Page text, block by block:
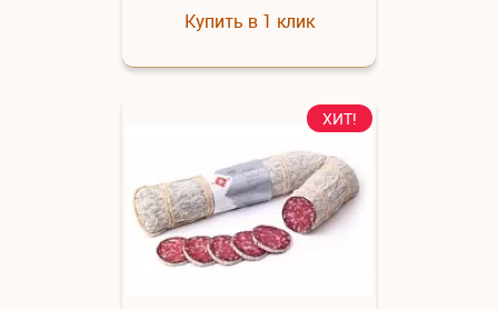
Купить в 1 клик
ХИТ!